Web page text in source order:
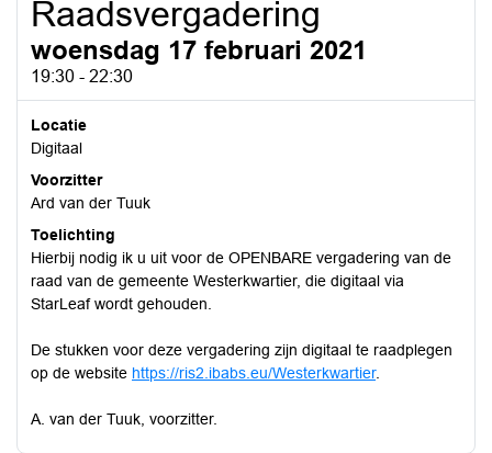
Raadsvergadering
woensdag 17 februari 2021
19:30 - 22:30
Locatie
Digitaal
Voorzitter
Ard van der Tuuk
Toelichting
Hierbij nodig ik u uit voor de OPENBARE vergadering van de
raad van de gemeente Westerkwartier, die digitaal via
StarLeaf wordt gehouden.
De stukken voor deze vergadering zijn digitaal te raadplegen
op de website https://ris2.ibabs.eu/Westerkwartier.
A. van der Tuuk, voorzitter.